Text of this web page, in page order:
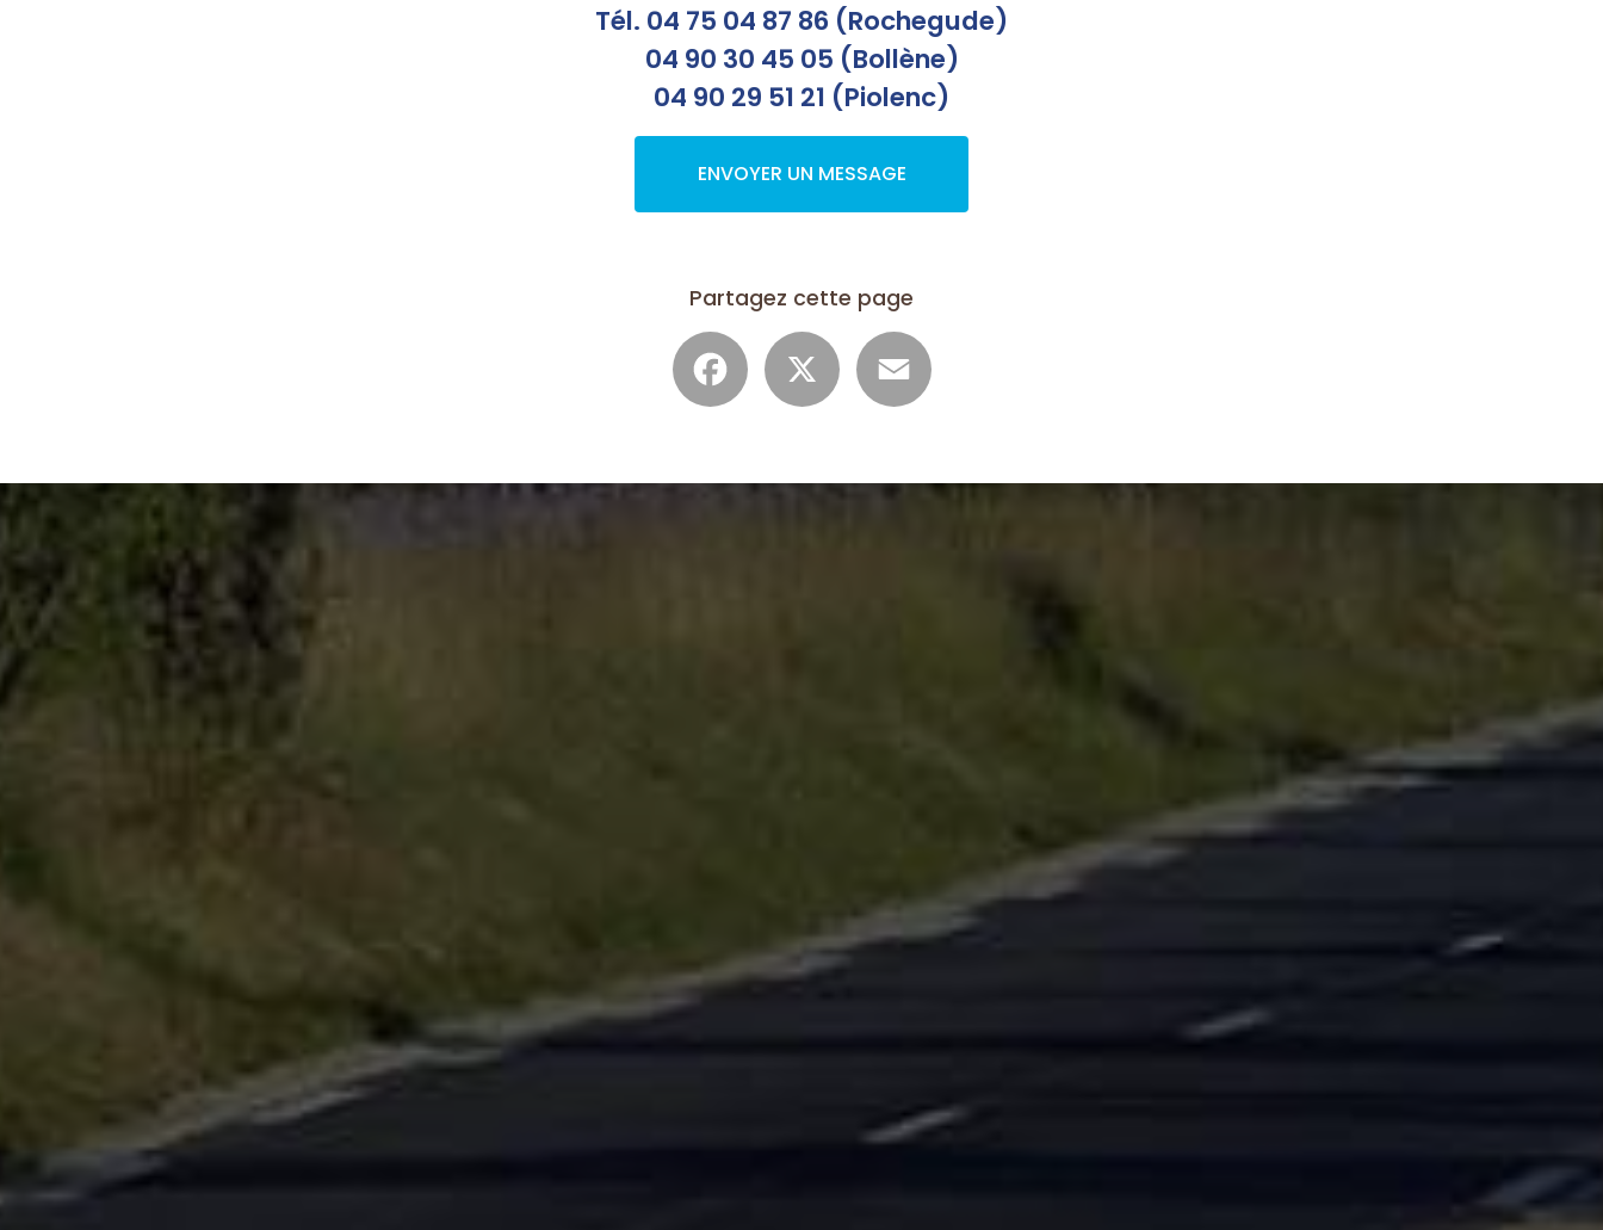
Tél. 04 75 04 87 86 (Rochegude)
04 90 30 45 05 (Bollène)
04 90 29 51 21 (Piolenc)
ENVOYER UN MESSAGE
Partagez cette page
Facebook